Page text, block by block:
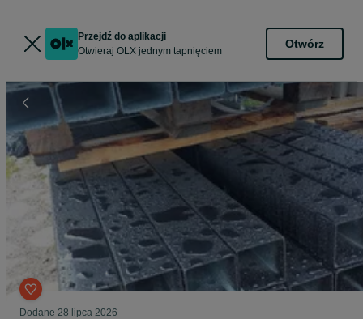
Przejdź do aplikacji
Otwieraj OLX jednym tapnięciem
Otwórz
Dodane 28 lipca 2026